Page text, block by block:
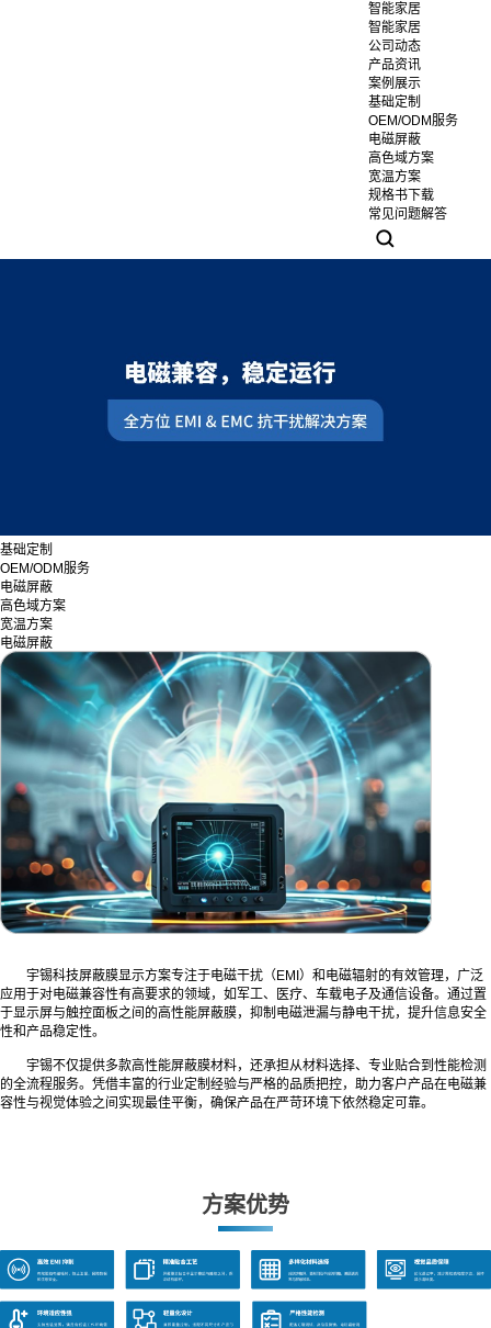
智能家居
智能家居
公司动态
产品资讯
案例展示
基础定制
OEM/ODM服务
电磁屏蔽
高色域方案
宽温方案
规格书下载
常见问题解答
基础定制
OEM/ODM服务
电磁屏蔽
高色域方案
宽温方案
电磁屏蔽
宇锡科技屏蔽膜显示方案专注于电磁干扰（EMI）和电磁辐射的有效管理，广泛
应用于对电磁兼容性有高要求的领域，如军工、医疗、车载电子及通信设备。通过置
于显示屏与触控面板之间的高性能屏蔽膜，抑制电磁泄漏与静电干扰，提升信息安全
性和产品稳定性。
宇锡不仅提供多款高性能屏蔽膜材料，还承担从材料选择、专业贴合到性能检测
的全流程服务。凭借丰富的行业定制经验与严格的品质把控，助力客户产品在电磁兼
容性与视觉体验之间实现最佳平衡，确保产品在严苛环境下依然稳定可靠。
方案优势